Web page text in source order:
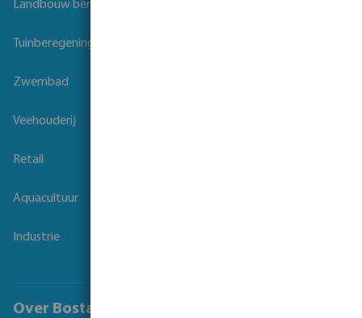
Landbouw beregening
Tuinberegening
Zwembad
Veehouderij
Retail
Aquacultuur
Industrie
Over Bosta